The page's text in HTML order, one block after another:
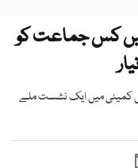
کس جماعت کو
کمیٹی میں ایک نشست ملے